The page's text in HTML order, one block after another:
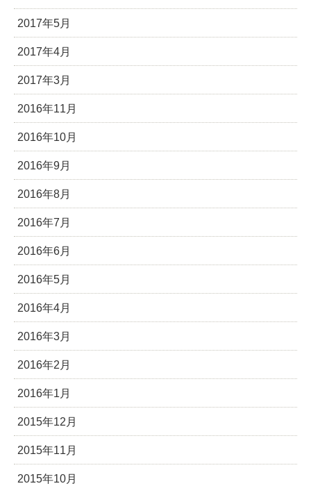
2017年5月
2017年4月
2017年3月
2016年11月
2016年10月
2016年9月
2016年8月
2016年7月
2016年6月
2016年5月
2016年4月
2016年3月
2016年2月
2016年1月
2015年12月
2015年11月
2015年10月